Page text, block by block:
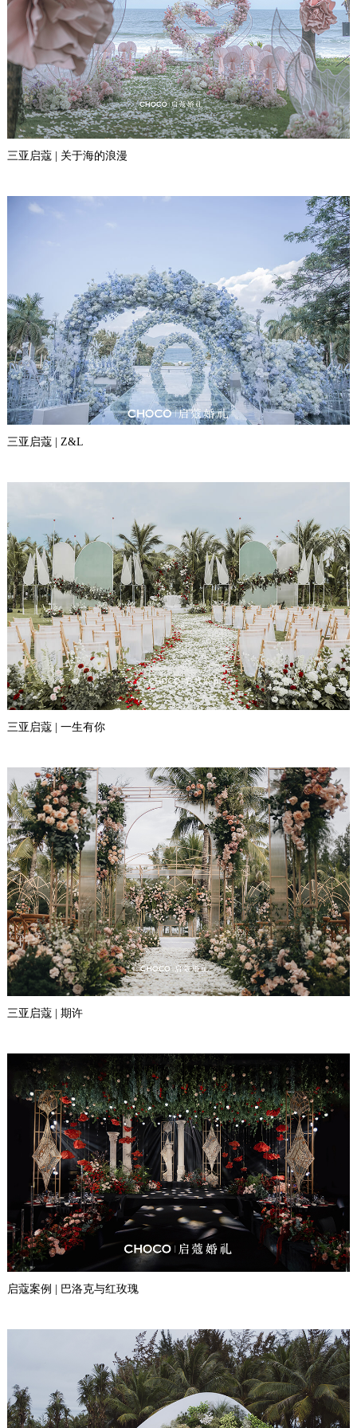
三亚启蔻 | 关于海的浪漫
三亚启蔻 | Z&L
三亚启蔻 | 一生有你
三亚启蔻 | 期许
启蔻案例 | 巴洛克与红玫瑰